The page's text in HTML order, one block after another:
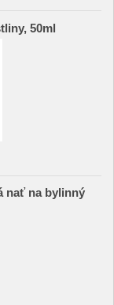
50ml
nať na bylinný